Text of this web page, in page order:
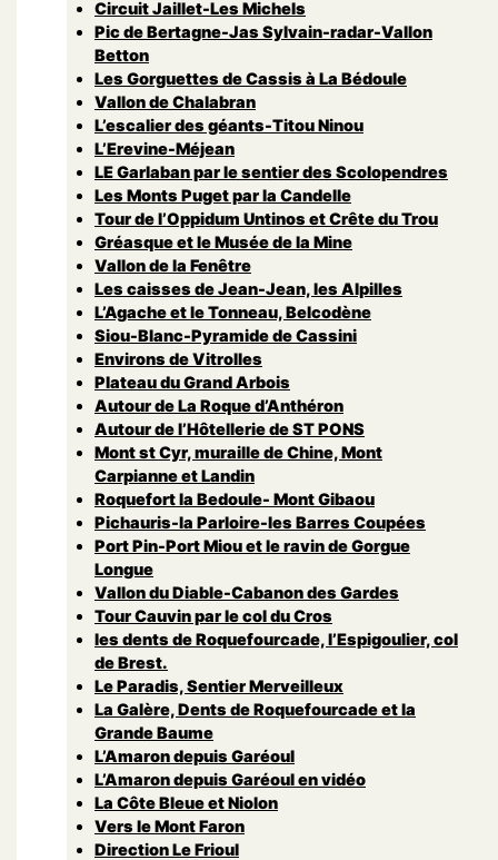
Circuit Jaillet-Les Michels
Pic de Bertagne-Jas Sylvain-radar-Vallon
Betton
Les Gorguettes de Cassis à La Bédoule
Vallon de Chalabran
L’escalier des géants-Titou Ninou
L’Erevine-Méjean
LE Garlaban par le sentier des Scolopendres
Les Monts Puget par la Candelle
Tour de l’Oppidum Untinos et Crête du Trou
Gréasque et le Musée de la Mine
Vallon de la Fenêtre
Les caisses de Jean-Jean, les Alpilles
L’Agache et le Tonneau, Belcodène
Siou-Blanc-Pyramide de Cassini
Environs de Vitrolles
Plateau du Grand Arbois
Autour de La Roque d’Anthéron
Autour de l’Hôtellerie de ST PONS
Mont st Cyr, muraille de Chine, Mont
Carpianne et Landin
Roquefort la Bedoule- Mont Gibaou
Pichauris-la Parloire-les Barres Coupées
Port Pin-Port Miou et le ravin de Gorgue
Longue
Vallon du Diable-Cabanon des Gardes
Tour Cauvin par le col du Cros
les dents de Roquefourcade, l’Espigoulier, col
de Brest.
Le Paradis, Sentier Merveilleux
La Galère, Dents de Roquefourcade et la
Grande Baume
L’Amaron depuis Garéoul
L’Amaron depuis Garéoul en vidéo
La Côte Bleue et Niolon
Vers le Mont Faron
Direction Le Frioul